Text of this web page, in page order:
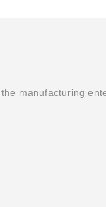
manufacturing